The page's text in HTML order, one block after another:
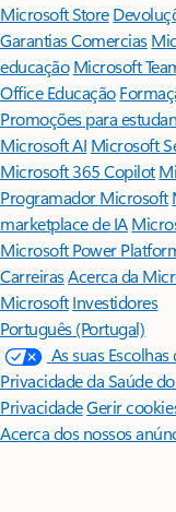
Microsoft Store
Garantias Comercias
educação Microsoft
Office Educação
Promoções para
Microsoft AI Microsoft
Microsoft 365 Copilot
Programador Microsoft
marketplace de IA
Microsoft Power
CarreirasAcerca da
Microsoft Investidores
Português (Portugal)
As suas
Privacidade da Saúde
PrivacidadeGerir
Acerca dos nossos